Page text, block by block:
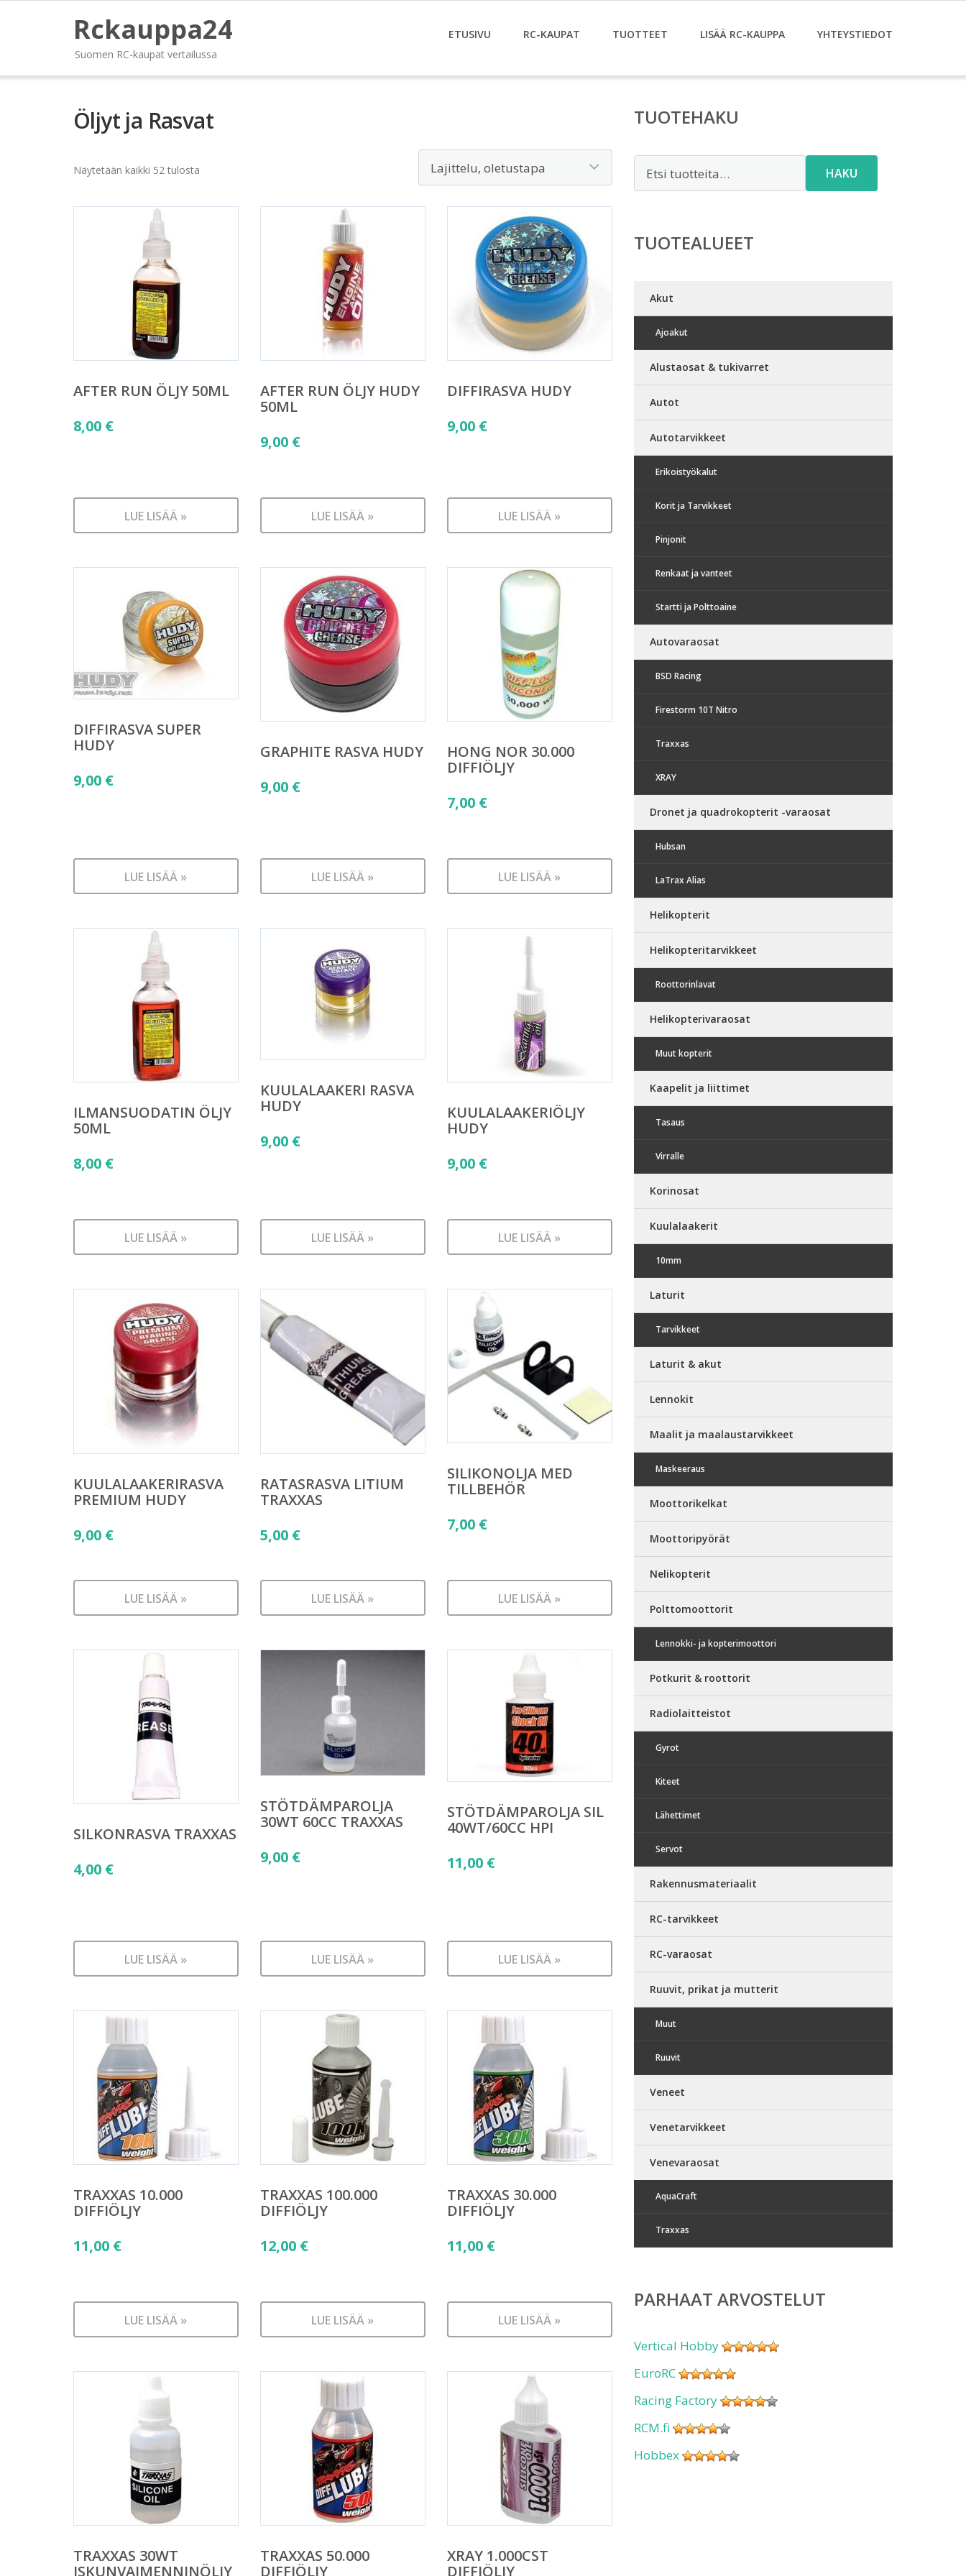
Rckauppa24
Suomen RC-kaupat vertailussa
ETUSIVU RC-KAUPAT TUOTTEET LISÄÄ RC-KAUPPA YHTEYSTIEDOT
Öljyt ja Rasvat
Näytetään kaikki 52 tulosta
AFTER RUN ÖLJY 50ML
8,00 €
LUE LISÄÄ »
AFTER RUN ÖLJY HUDY
50ML
9,00 €
LUE LISÄÄ »
DIFFIRASVA HUDY
9,00 €
LUE LISÄÄ »
DIFFIRASVA SUPER
HUDY
9,00 €
LUE LISÄÄ »
GRAPHITE RASVA HUDY
9,00 €
LUE LISÄÄ »
HONG NOR 30.000
DIFFIÖLJY
7,00 €
LUE LISÄÄ »
ILMANSUODATIN ÖLJY
50ML
8,00 €
LUE LISÄÄ »
KUULALAAKERI RASVA
HUDY
9,00 €
LUE LISÄÄ »
KUULALAAKERIÖLJY
HUDY
9,00 €
LUE LISÄÄ »
KUULALAAKERIRASVA
PREMIUM HUDY
9,00 €
LUE LISÄÄ »
RATASRASVA LITIUM
TRAXXAS
5,00 €
LUE LISÄÄ »
SILIKONOLJA MED
TILLBEHÖR
7,00 €
LUE LISÄÄ »
SILKONRASVA TRAXXAS
4,00 €
LUE LISÄÄ »
STÖTDÄMPAROLJA
30WT 60CC TRAXXAS
9,00 €
LUE LISÄÄ »
STÖTDÄMPAROLJA SIL
40WT/60CC HPI
11,00 €
LUE LISÄÄ »
TRAXXAS 10.000
DIFFIÖLJY
11,00 €
LUE LISÄÄ »
TRAXXAS 100.000
DIFFIÖLJY
12,00 €
LUE LISÄÄ »
TRAXXAS 30.000
DIFFIÖLJY
11,00 €
LUE LISÄÄ »
TRAXXAS 30WT
ISKUNVAIMENNINÖLJY
TRAXXAS 50.000
DIFFIÖLJY
XRAY 1.000CST
DIFFIÖLJY
TUOTEHAKU
HAKU
TUOTEALUEET
Akut
Ajoakut
Alustaosat & tukivarret
Autot
Autotarvikkeet
Erikoistyökalut
Korit ja Tarvikkeet
Pinjonit
Renkaat ja vanteet
Startti ja Polttoaine
Autovaraosat
BSD Racing
Firestorm 10T Nitro
Traxxas
XRAY
Dronet ja quadrokopterit -varaosat
Hubsan
LaTrax Alias
Helikopterit
Helikopteritarvikkeet
Roottorinlavat
Helikopterivaraosat
Muut kopterit
Kaapelit ja liittimet
Tasaus
Virralle
Korinosat
Kuulalaakerit
10mm
Laturit
Tarvikkeet
Laturit & akut
Lennokit
Maalit ja maalaustarvikkeet
Maskeeraus
Moottorikelkat
Moottoripyörät
Nelikopterit
Polttomoottorit
Lennokki- ja kopterimoottori
Potkurit & roottorit
Radiolaitteistot
Gyrot
Kiteet
Lähettimet
Servot
Rakennusmateriaalit
RC-tarvikkeet
RC-varaosat
Ruuvit, prikat ja mutterit
Muut
Ruuvit
Veneet
Venetarvikkeet
Venevaraosat
AquaCraft
Traxxas
PARHAAT ARVOSTELUT
Vertical Hobby
EuroRC
Racing Factory
RCM.fi
Hobbex